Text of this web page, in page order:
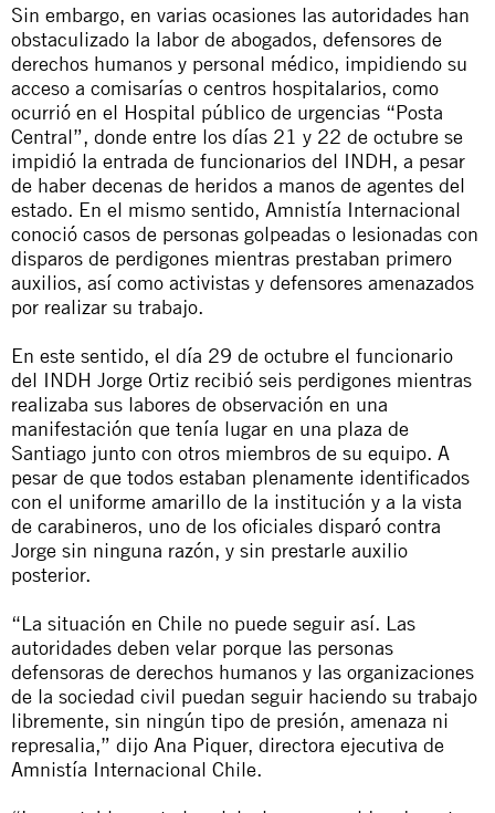
Sin embargo, en varias ocasiones las autoridades han
obstaculizado la labor de abogados, defensores de
derechos humanos y personal médico, impidiendo su
acceso a comisarías o centros hospitalarios, como
ocurrió en el Hospital público de urgencias “Posta
Central”, donde entre los días 21 y 22 de octubre se
impidió la entrada de funcionarios del INDH, a pesar
de haber decenas de heridos a manos de agentes del
estado. En el mismo sentido, Amnistía Internacional
conoció casos de personas golpeadas o lesionadas con
disparos de perdigones mientras prestaban primero
auxilios, así como activistas y defensores amenazados
por realizar su trabajo.
En este sentido, el día 29 de octubre el funcionario
del INDH Jorge Ortiz recibió seis perdigones mientras
realizaba sus labores de observación en una
manifestación que tenía lugar en una plaza de
Santiago junto con otros miembros de su equipo. A
pesar de que todos estaban plenamente identificados
con el uniforme amarillo de la institución y a la vista
de carabineros, uno de los oficiales disparó contra
Jorge sin ninguna razón, y sin prestarle auxilio
posterior.
“La situación en Chile no puede seguir así. Las
autoridades deben velar porque las personas
defensoras de derechos humanos y las organizaciones
de la sociedad civil puedan seguir haciendo su trabajo
libremente, sin ningún tipo de presión, amenaza ni
represalia,” dijo Ana Piquer, directora ejecutiva de
Amnistía Internacional Chile.